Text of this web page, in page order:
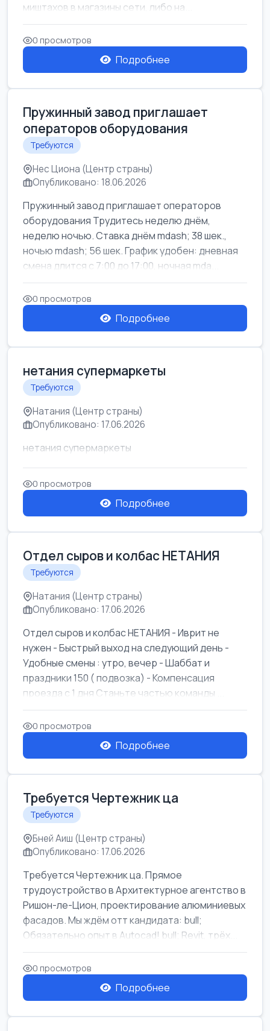
миштахов в магазины сети, либо на...
0 просмотров
Подробнее
Пружинный завод приглашает
операторов оборудования
Требуются
Нес Циона (Центр страны)
Опубликовано: 18.06.2026
Пружинный завод приглашает операторов
оборудования Трудитесь неделю днём,
неделю ночью. Ставка днём mdash; 38 шек.,
ночью mdash; 56 шек. График удобен: дневная
смена длится с 7:00 до 17:00, ночная mda...
0 просмотров
Подробнее
нетания супермаркеты
Требуются
Натания (Центр страны)
Опубликовано: 17.06.2026
нетания супермаркеты
0 просмотров
Подробнее
Отдел сыров и колбас НЕТАНИЯ
Требуются
Натания (Центр страны)
Опубликовано: 17.06.2026
Отдел сыров и колбас НЕТАНИЯ - Иврит не
нужен - Быстрый выход на следующий день -
Удобные смены : утро, вечер - Шаббат и
праздники 150 ( подвозка) - Компенсация
проезда с 1 дня Станьте частью команды ...
0 просмотров
Подробнее
Требуется Чертежник ца
Требуются
Бней Аиш (Центр страны)
Опубликовано: 17.06.2026
Требуется Чертежник ца. Прямое
трудоустройство в Архитектурное агентство в
Ришон-ле-Цион, проектирование алюминиевых
фасадов. Мы ждём отт кандидата: bull;
Обязательно опыт в Autocad! bull; Revit, трёх...
0 просмотров
Подробнее